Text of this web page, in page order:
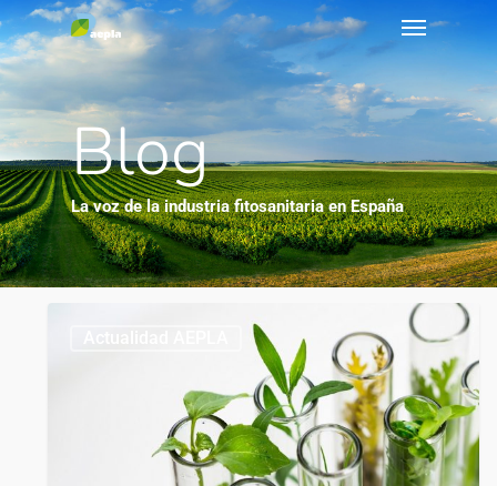
Blog
La voz de la industria fitosanitaria en España